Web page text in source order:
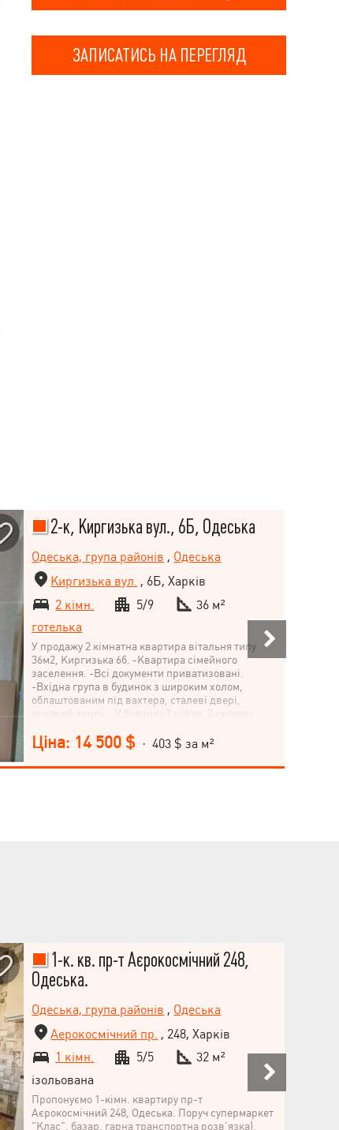
ЗАПИСАТИСЬ НА ПЕРЕГЛЯД
2-к, Киргизька вул., 6Б, Одеська
Одеська, група районів , Одеська
Киргизька вул. , 6Б, Харків
2 кімн.
5/9
36 м²
готелька
У продажу 2 кімнатна квартира вітальня типу
36м2, Киргизька 6б. -Квартира сімейного
заселення. -Всі документи приватизовані.
-Вхідна група в будинок з широким холом,
облаштованим під вахтера, сталеві двері,
кодовий замок. -У будинку 3 ліфти, 2 сходові
інфраструктура: дитячий садок 50м, дитяча
бібліотека 20м, школа (ХООШ 102) 150м, школа
(ЗОШ 44) 500м, поліклініка (ХМП 19) 40м. -У
Ціна: 14 500 $ · 403 $ за м²
1-к. кв. пр-т Аєрокосмічний 248,
Одеська.
Одеська, група районів , Одеська
Аерокосмічний пр. , 248, Харків
1 кімн.
5/5
32 м²
ізольована
Пропонуємо 1-кімн. квартиру пр-т
Аєрокосмічний 248, Одеська. Поруч супермаркет
"Клас", базар, гарна транспортна розв'язка).